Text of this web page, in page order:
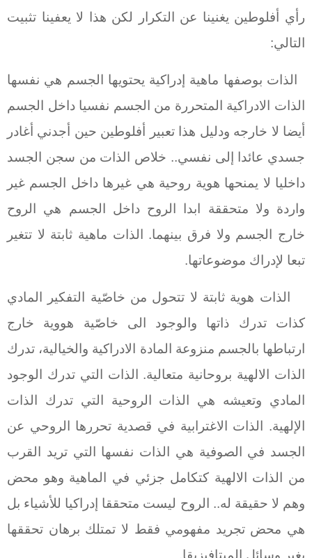
رأي أفلوطين يغنينا عن التكرار لكن هذا لا يعفينا تثبيت
التالي:
الذات بوصفها ماهية إدراكية يحتويها الجسم هي نفسها
الذات الادراكية المتحررة من الجسم نفسيا داخل الجسم
أيضا لا خارجه ودليل هذا تعبير أفلوطين حين أجدني أغادر
جسدي عائدا إلى نفسي.. خلاص الذات من سجن الجسد
داخليا لا يمنحها هوية روحية هي غيرها داخل الجسم غير
واردة ولا متحققة ابدا الروح داخل الجسم هي الروح
خارج الجسم ولا فرق بينهما. الذات ماهية ثابتة لا تتغير
تبعا لإدراك موضوعاتها.
الذات هوية ثابتة لا تتحول من خاصّية التفكير المادي
كذات تدرك ذاتها والوجود الى خاصّية هووية خارج
ارتباطها بالجسم منزوعة المادة الادراكية والخيالية، تدرك
الذات الالهية بروحانية متعالية. الذات التي تدرك الوجود
المادي وتعيشه هي الذات الروحية التي تدرك الذات
الإلهية. الذات الاغترابية في قصدية تحررها الروحي عن
الجسد في الصوفية هي الذات نفسها التي تريد القرب
من الذات الالهية كتكامل جزئي في الماهية وهو محض
وهم لا حقيقة له.. الروح ليست متحققا إدراكيا للأشياء بل
هي محض تجريد مفهومي فقط لا تمتلك برهان تحققها
بغير وسائل الميتافيزيقا.